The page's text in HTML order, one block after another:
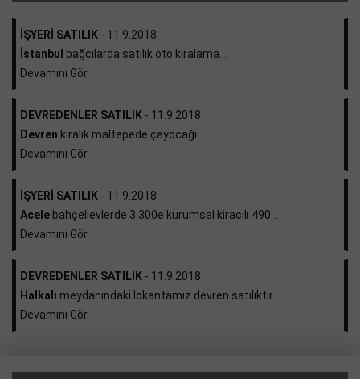
İŞYERİ SATILIK - 11.9.2018
İstanbul
bağcılarda satılık oto kiralama...
Devamını Gör
DEVREDENLER SATILIK - 11.9.2018
Devren kiralık maltepede çayocağı....
Devamını Gör
İŞYERİ SATILIK - 11.9.2018
Acele bahçelievlerde 3.300e kurumsal kiracılı 490...
Devamını Gör
DEVREDENLER SATILIK - 11.9.2018
Halkalı meydanındaki lokantamız devren satılıktır....
Devamını Gör